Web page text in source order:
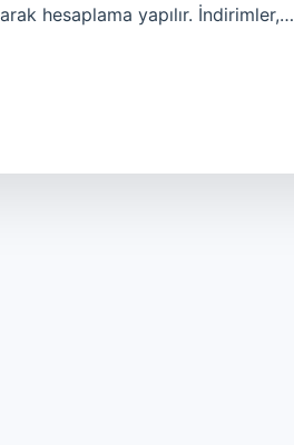
hesaplama yapılır. İndirimler,…